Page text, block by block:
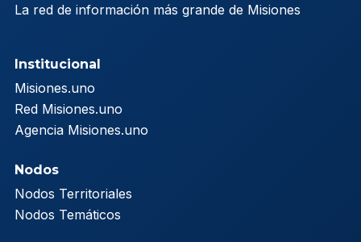
La red de información más grande de Misiones
Institucional
Misiones.uno
Red Misiones.uno
Agencia Misiones.uno
Nodos
Nodos Territoriales
Nodos Temáticos